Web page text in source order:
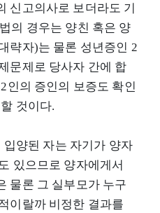
신고의사로 보더라도 기
의 경우는 양친 혹은 양
략자)는 물론 성년증인 2
문제로 당사자 간에 합
인의 증인의 보증도 확인
것이다.
양된 자는 자기가 양자
있으므로 양자에게서
물론 그 실부모가 누구
이랄까 비정한 결과를